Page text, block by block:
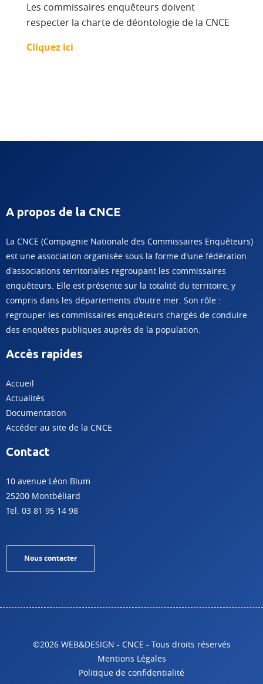
Les commissaires enquêteurs doivent
respecter la charte de déontologie de la CNCE
Cliquez ici
A propos de la CNCE
La CNCE (Compagnie Nationale des Commissaires Enquêteurs)
est une association organisée sous la forme d'une fédération
d'associations territoriales regroupant les commissaires
enquêteurs. Elle est présente sur la totalité du territoire, y
compris dans les départements d'outre mer. Son rôle :
regrouper les commissaires enquêteurs chargés de conduire
des enquêtes publiques auprès de la population.
Accès rapides
Accueil
Actualités
Documentation
Accéder au site de la CNCE
Contact
10 avenue Léon Blum
25200 Montbéliard
Tel. 03 81 95 14 98
Nous contacter
©2026 WEB&DESIGN - CNCE - Tous droits réservés
Mentions Légales
Politique de confidentialité